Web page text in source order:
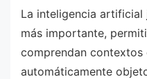
La inteligencia artificial
más importante,
comprendan
automáticamente